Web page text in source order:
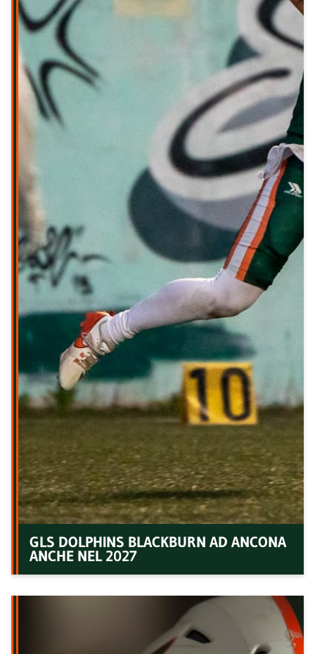
GLS DOLPHINS BLACKBURN AD ANCONA
ANCHE NEL 2027